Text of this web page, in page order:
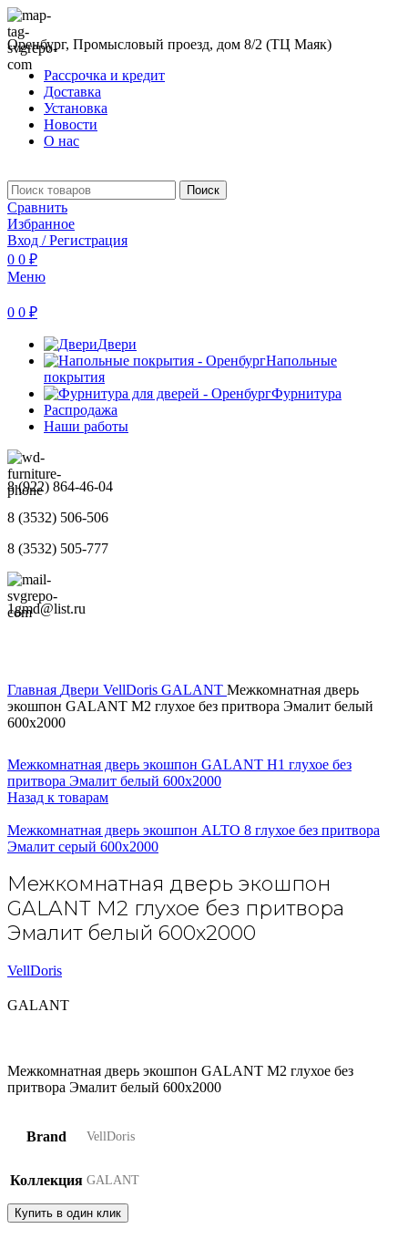
Оренбург, Промысловый проезд, дом 8/2 (ТЦ Маяк)
Рассрочка и кредит
Доставка
Установка
Новости
О нас
Поиск
Сравнить
Избранное
Вход / Регистрация
0 0 ₽
Меню
0 0 ₽
Двери
Напольные
покрытия
Фурнитура
Распродажа
Наши работы
8 (922) 864-46-04
8 (3532) 506-506
8 (3532) 505-777
1gmd@list.ru
Главная Двери VellDoris GALANT Межкомнатная дверь
экошпон GALANT M2 глухое без притвора Эмалит белый
600х2000
Межкомнатная дверь экошпон GALANT H1 глухое без
притвора Эмалит белый 600х2000
Назад к товарам
Межкомнатная дверь экошпон ALTO 8 глухое без притвора
Эмалит серый 600х2000
Межкомнатная дверь экошпон
GALANT M2 глухое без притвора
Эмалит белый 600х2000
VellDoris
GALANT
Межкомнатная дверь экошпон GALANT M2 глухое без
притвора Эмалит белый 600х2000
Brand VellDoris
Коллекция GALANT
Купить в один клик